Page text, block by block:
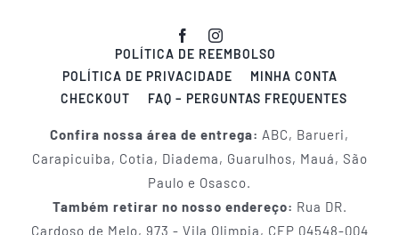
POLÍTICA DE REEMBOLSO
POLÍTICA DE PRIVACIDADE
MINHA CONTA
CHECKOUT
FAQ – PERGUNTAS FREQUENTES
Confira nossa área de entrega: ABC, Barueri,
Carapicuiba, Cotia, Diadema, Guarulhos, Mauá, São
Paulo e Osasco.
Também retirar no nosso endereço: Rua DR.
Cardoso de Melo, 973 - Vila Olimpia, CEP 04548-004